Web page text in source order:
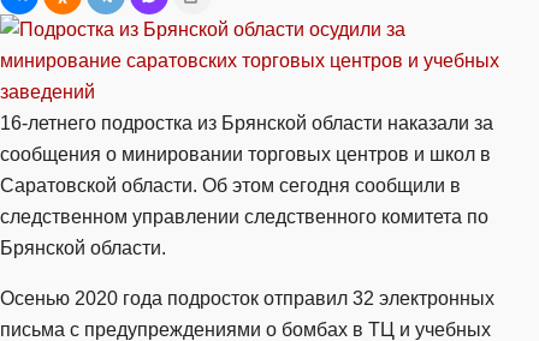
16-летнего подростка из Брянской области наказали за
сообщения о минировании торговых центров и школ в
Саратовской области. Об этом сегодня сообщили в
следственном управлении следственного комитета по
Брянской области.
Осенью 2020 года подросток отправил 32 электронных
письма с предупреждениями о бомбах в ТЦ и учебных